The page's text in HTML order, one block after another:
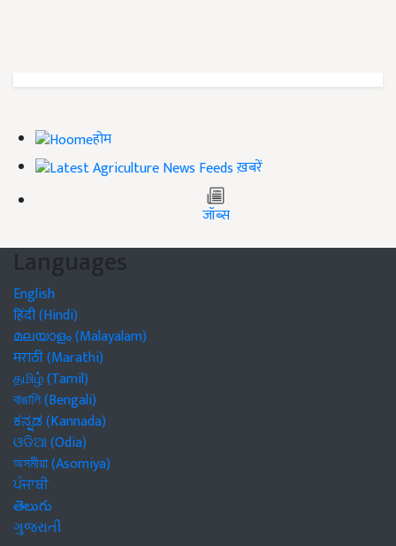
होम
ख़बरें
जॉब्स
Languages
English
हिंदी (Hindi)
മലയാളം (Malayalam)
मराठी (Marathi)
தமிழ் (Tamil)
বাঙালি (Bengali)
ಕನ್ನಡ (Kannada)
ଓଡିଆ (Odia)
অসমীয়া (Asomiya)
ਪੰਜਾਬੀ
తెలుగు
ગુજરાતી